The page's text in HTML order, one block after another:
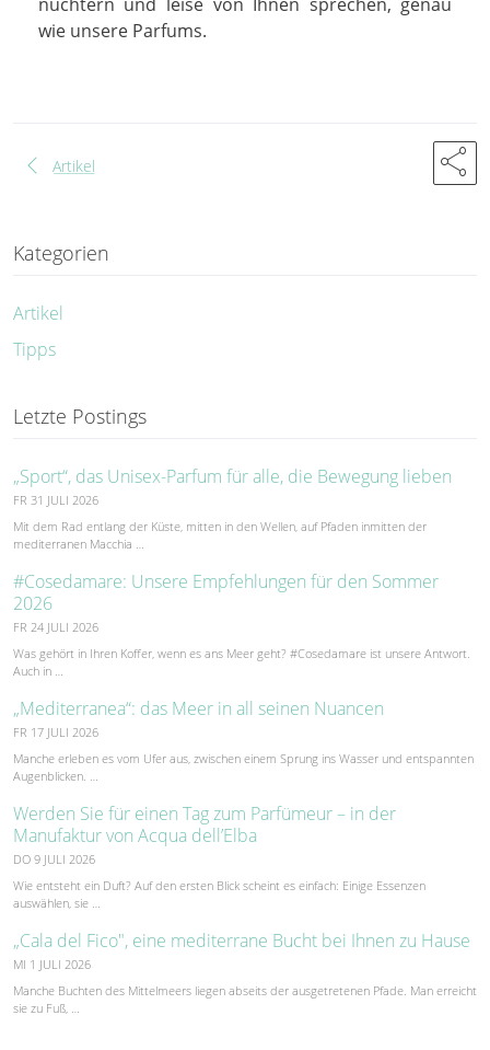
wie unsere Parfums.
chevron_left Artikel share
Kategorien
Artikel
Tipps
Letzte Postings
„Sport“, das Unisex-Parfum für alle, die Bewegung lieben
FR 31 JULI 2026
Mit dem Rad entlang der Küste, mitten in den Wellen, auf Pfaden inmitten der
mediterranen Macchia …
#Cosedamare: Unsere Empfehlungen für den Sommer
2026
FR 24 JULI 2026
Was gehört in Ihren Koffer, wenn es ans Meer geht? #Cosedamare ist unsere Antwort.
Auch in …
„Mediterranea“: das Meer in all seinen Nuancen
FR 17 JULI 2026
Manche erleben es vom Ufer aus, zwischen einem Sprung ins Wasser und entspannten
Augenblicken. …
Werden Sie für einen Tag zum Parfümeur – in der
Manufaktur von Acqua dell’Elba
DO 9 JULI 2026
Wie entsteht ein Duft? Auf den ersten Blick scheint es einfach: Einige Essenzen
auswählen, sie …
„Cala del Fico", eine mediterrane Bucht bei Ihnen zu Hause
MI 1 JULI 2026
Manche Buchten des Mittelmeers liegen abseits der ausgetretenen Pfade. Man erreicht
sie zu Fuß, …